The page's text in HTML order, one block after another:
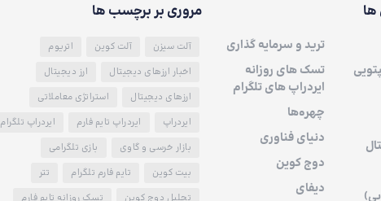
ترید و سرمایه گذاری
تسک های روزانه
ایردراپ های تلگرام
چهره‌ها
دنیای فناوری
دوج کوین
دیفای
مروری بر برچسب ها
آلت سیزن آلت کوین
اتریوم
اخبار ارزهای دیجیتال
ارز دیجیتال
ارزهای دیجیتال
استراتژی معاملاتی
ایردراپ
ایردراپ تایم فارم
ایردراپ تلگرام
بازار خرسی و گاوی
بازی تلگرامی
بیت کوین
تایم فارم تلگرام
تتر
تحلیل دوج کوین
تسک روزانه تایم فارم